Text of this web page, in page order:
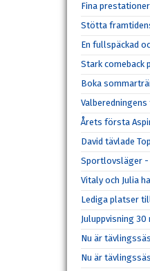
Fina
Stötta
En fullspäckad
Stark comeback
Boka
Årets första
David tävlade
Sportlovsläger -
Vitaly och Julia
Lediga platser
Juluppvisning 30
Nu är
Nu är